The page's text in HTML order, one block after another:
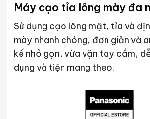
Máy cạo tỉa lông mày đa
Sử dụng cạo lông mặt, tỉa và
mày nhanh chóng, đơn giản và
kế nhỏ gọn, vừa vặn tay cầm,
dụng và tiện mang theo.